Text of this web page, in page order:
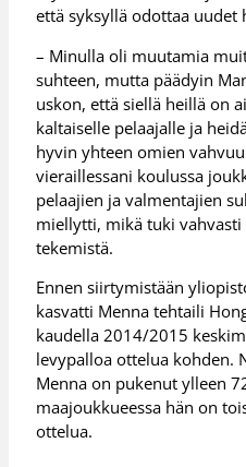
että syksyllä odottaa uudet
– Minulla oli muutamia
suhteen, mutta päädyin
uskon, että siellä heillä on
kaltaiselle pelaajalle ja
hyvin yhteen omien
vieraillessani koulussa
pelaajien ja valmentajien
miellytti, mikä tuki
tekemistä.
Ennen siirtymistään
kasvatti Menna tehtaili
kaudella 2014/2015
levypalloa ottelua kohden.
Menna on pukenut ylleen
maajoukkueessa hän on
ottelua.